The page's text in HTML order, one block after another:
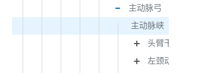
主动脉弓
主动脉峡
头臂干
左颈动脉